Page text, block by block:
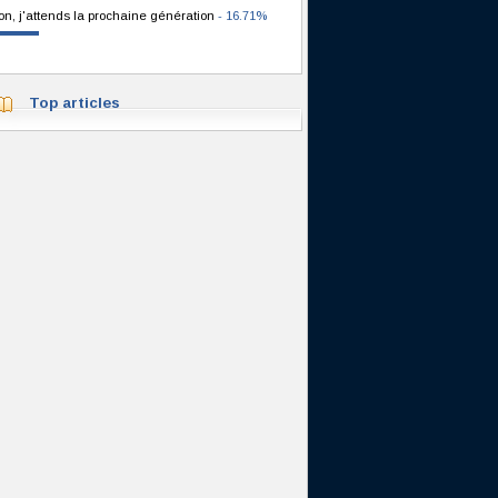
j'attends la prochaine génération - 16.71%
Top articles